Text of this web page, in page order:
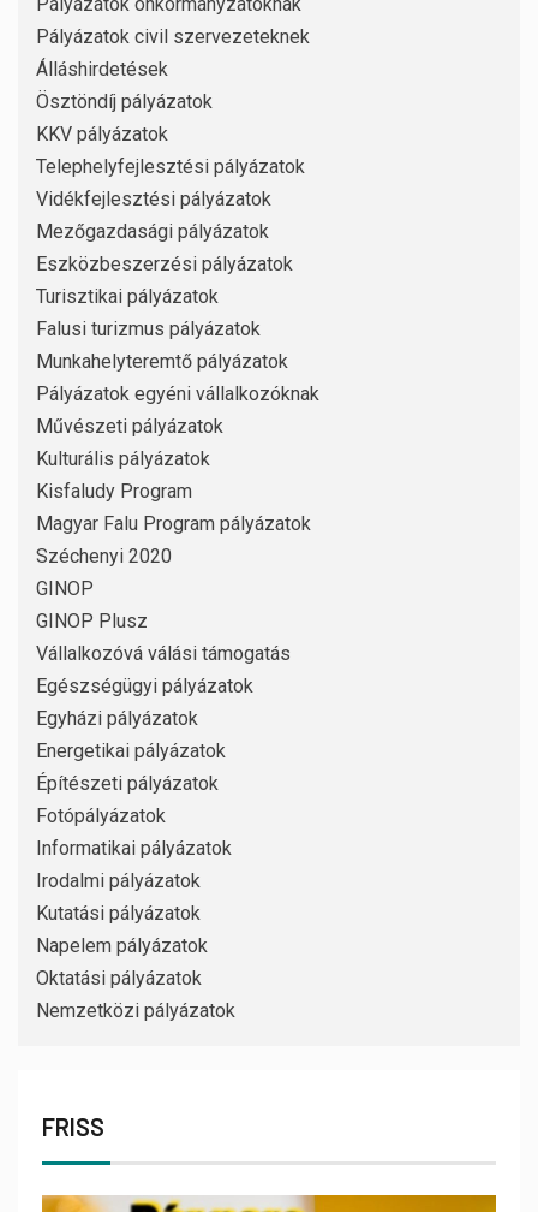
Pályázatok civil szervezeteknek
Álláshirdetések
Ösztöndíj pályázatok
KKV pályázatok
Telephelyfejlesztési pályázatok
Vidékfejlesztési pályázatok
Mezőgazdasági pályázatok
Eszközbeszerzési pályázatok
Turisztikai pályázatok
Falusi turizmus pályázatok
Munkahelyteremtő pályázatok
Pályázatok egyéni vállalkozóknak
Művészeti pályázatok
Kulturális pályázatok
Kisfaludy Program
Magyar Falu Program pályázatok
Széchenyi 2020
GINOP
GINOP Plusz
Vállalkozóvá válási támogatás
Egészségügyi pályázatok
Egyházi pályázatok
Energetikai pályázatok
Építészeti pályázatok
Fotópályázatok
Informatikai pályázatok
Irodalmi pályázatok
Kutatási pályázatok
Napelem pályázatok
Oktatási pályázatok
Nemzetközi pályázatok
FRISS